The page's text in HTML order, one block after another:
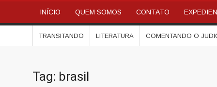
INÍCIO QUEM SOMOS CONTATO
TRANSITANDO LITERATURA COMENTANDO O
Tag: brasil